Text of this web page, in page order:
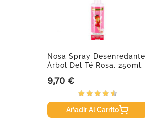
Nosa Spray Desenredante
Árbol Del Té Rosa, 250ml.
Precio
9,70 €
Añadir Al Carrito